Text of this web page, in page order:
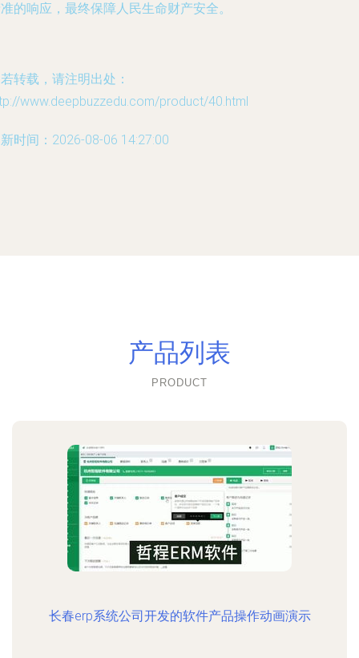
的响应，最终保障人民生命财产安全。
转载，请注明出处：
www.deepbuzzedu.com/product/40.html
时间：2026-08-06 14:27:00
产品列表
PRODUCT
长春erp系统公司开发的软件产品操作动画演示